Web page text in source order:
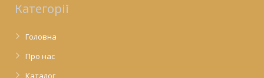
Категорії
Головна
Про нас
Каталог